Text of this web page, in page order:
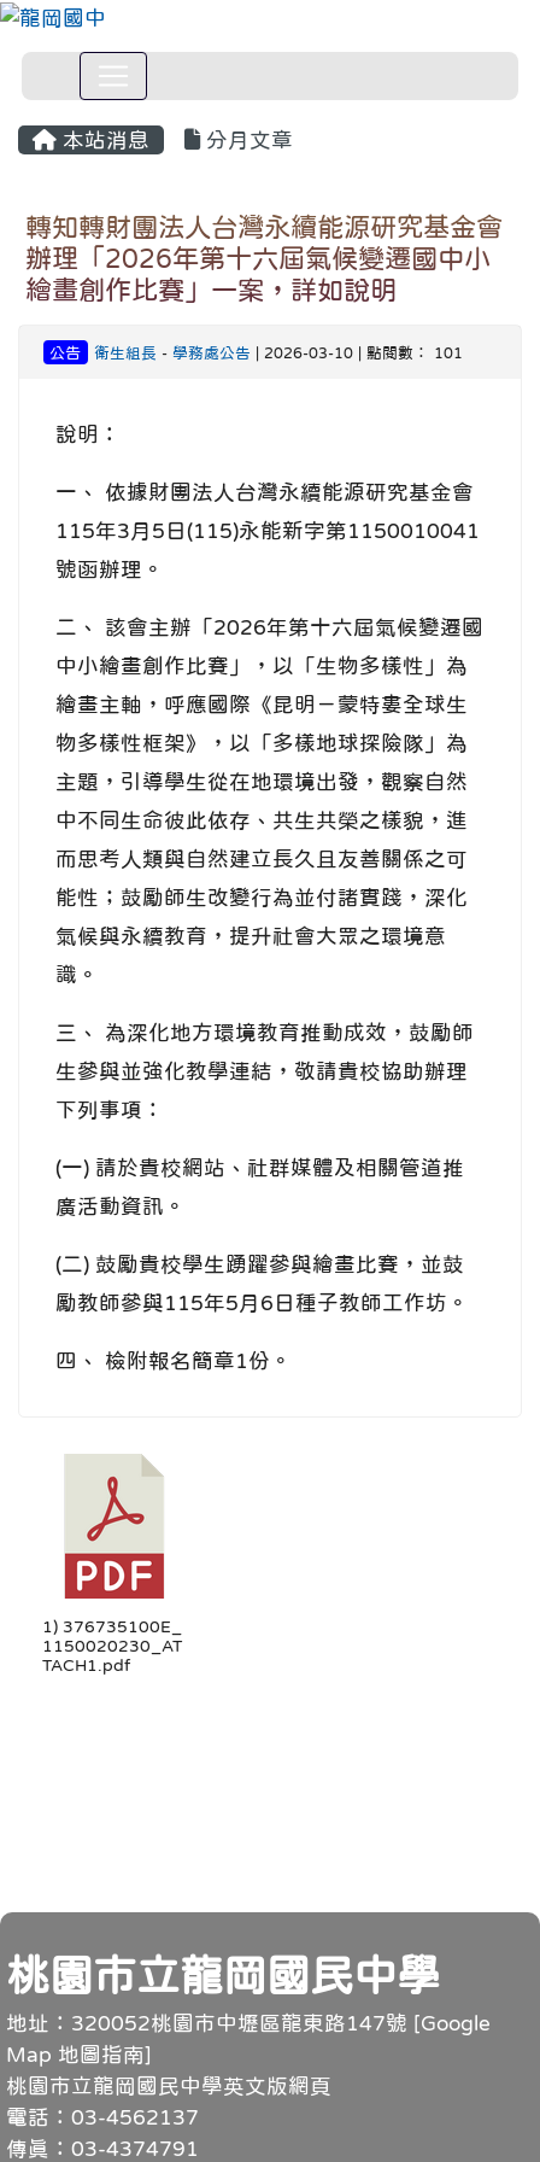
本站消息 分月文章
轉知轉財團法人台灣永續能源研究基金會
辦理「2026年第十六屆氣候變遷國中小
繪畫創作比賽」一案，詳如說明
公告 衛生組長 - 學務處公告 | 2026-03-10 | 點閱數： 101
說明：
一、 依據財團法人台灣永續能源研究基金會
115年3月5日(115)永能新字第1150010041
號函辦理。
二、 該會主辦「2026年第十六屆氣候變遷國
中小繪畫創作比賽」，以「生物多樣性」為
繪畫主軸，呼應國際《昆明－蒙特婁全球生
物多樣性框架》，以「多樣地球探險隊」為
主題，引導學生從在地環境出發，觀察自然
中不同生命彼此依存、共生共榮之樣貌，進
而思考人類與自然建立長久且友善關係之可
能性；鼓勵師生改變行為並付諸實踐，深化
氣候與永續教育，提升社會大眾之環境意
識。
三、 為深化地方環境教育推動成效，鼓勵師
生參與並強化教學連結，敬請貴校協助辦理
下列事項：
(一) 請於貴校網站、社群媒體及相關管道推
廣活動資訊。
(二) 鼓勵貴校學生踴躍參與繪畫比賽，並鼓
勵教師參與115年5月6日種子教師工作坊。
四、 檢附報名簡章1份。
1) 376735100E_
1150020230_AT
TACH1.pdf
頁尾
桃園市立龍岡國民中學
地址：320052桃園市中壢區龍東路147號 [Google
Map 地圖指南]
桃園市立龍岡國民中學英文版網頁
電話：03-4562137
傳真：03-4374791